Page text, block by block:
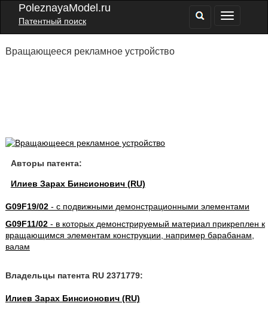
PoleznayaModel.ru
Патентный поиск
Вращающееся рекламное устройство
Авторы патента:
Илиев Зарах Бинсионович (RU)
G09F19/02- с подвижными демонстрационными элементами
G09F11/02- в которых демонстрируемый материал прикреплен к
вращающимся элементам конструкции, например барабанам,
валам
Владельцы патента RU 2371779:
Илиев Зарах Бинсионович (RU)